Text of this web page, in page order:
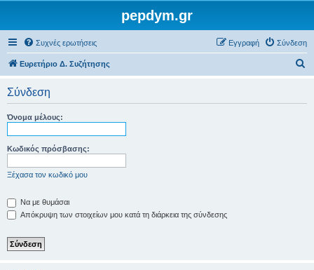
pepdym.gr
Συχνές ερωτήσεις Σύνδεση
Εγγραφή
Ευρετήριο Δ. Συζήτησης
Σύνδεση
Όνομα μέλους:
Κωδικός πρόσβασης:
Ξέχασα τον κωδικό μου
Να με θυμάσαι
Απόκρυψη των στοιχείων μου κατά τη διάρκεια της σύνδεσης